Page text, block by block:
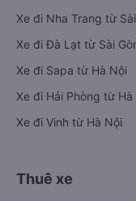
Xe đi Nha Trang từ
Xe đi Đà Lạt từ Sài
Xe đi Sapa từ Hà Nội
Xe đi Hải Phòng từ Hà
Xe đi Vinh từ Hà Nội
Thuê xe